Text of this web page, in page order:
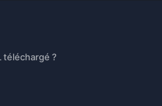
téléchargé ?